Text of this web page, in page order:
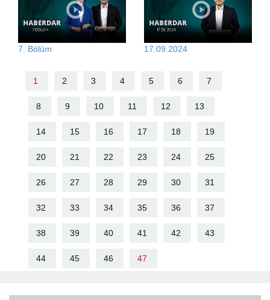
7. Bölüm 17.09.2024
1 2 3 4 5 6 7
8 9 10 11 12 13
14 15 16 17 18 19
20 21 22 23 24 25
26 27 28 29 30 31
32 33 34 35 36 37
38 39 40 41 42 43
44 45 46 47